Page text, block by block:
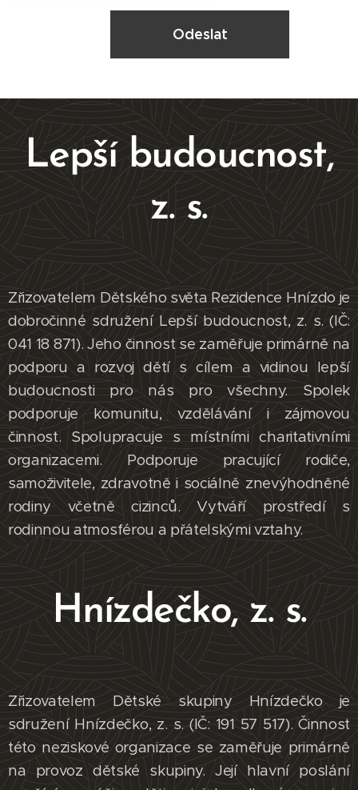
Odeslat
Lepší budoucnost,
z. s.
Zřizovatelem Dětského světa Rezidence Hnízdo je
dobročinné sdružení Lepší budoucnost, z. s. (IČ:
041 18 871). Jeho činnost se zaměřuje primárně na
podporu a rozvoj dětí s cílem a vidinou lepší
budoucnosti pro nás pro všechny. Spolek
podporuje komunitu, vzdělávání i zájmovou
činnost. Spolupracuje s místními charitativními
organizacemi. Podporuje pracující rodiče,
samoživitele, zdravotně i sociálně znevýhodněné
rodiny včetně cizinců. Vytváří prostředí s
rodinnou atmosférou a přátelskými vztahy.
Hnízdečko, z. s.
Zřizovatelem Dětské skupiny Hnízdečko je
sdružení Hnízdečko, z. s. (IČ: 191 57 517). Činnost
této neziskové organizace se zaměřuje primárně
na provoz dětské skupiny. Její hlavní poslání